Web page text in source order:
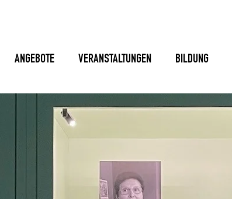
ANGEBOTE VERANSTALTUNGEN BILDUNG